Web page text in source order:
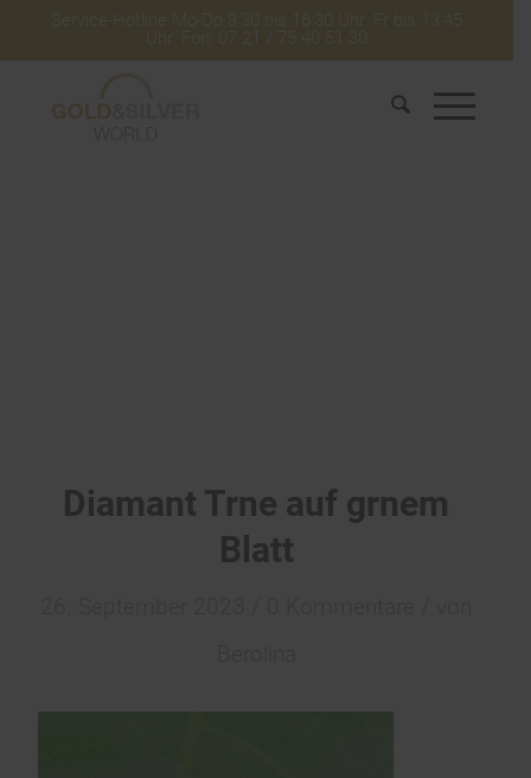
Service-Hotline Mo-Do 8:30 bis 16:30 Uhr. Fr bis 13:45
Uhr. Fon: 07 21 / 75 40 51 30
Diamant Trne auf grnem
Blatt